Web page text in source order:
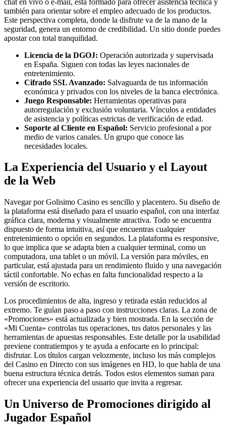
también para orientar sobre el empleo adecuado de los productos.
Este perspectiva completa, donde la disfrute va de la mano de la
seguridad, genera un entorno de credibilidad. Un sitio donde puedes
apostar con total tranquilidad.
Licencia de la DGOJ: Operación autorizada y supervisada
en España. Siguen con todas las leyes nacionales de
entretenimiento.
Cifrado SSL Avanzado: Salvaguarda de tus información
económica y privados con los niveles de la banca electrónica.
Juego Responsable: Herramientas operativas para
autorregulación y exclusión voluntaria. Vínculos a entidades
de asistencia y políticas estrictas de verificación de edad.
Soporte al Cliente en Español: Servicio profesional a por
medio de varios canales. Un grupo que conoce las
necesidades locales.
La Experiencia del Usuario y el Layout
de la Web
Navegar por Golisimo Casino es sencillo y placentero. Su diseño de
la plataforma está diseñado para el usuario español, con una interfaz
gráfica clara, moderna y visualmente atractiva. Todo se encuentra
dispuesto de forma intuitiva, así que encuentras cualquier
entretenimiento o opción en segundos. La plataforma es responsive,
lo que implica que se adapta bien a cualquier terminal, como un
computadora, una tablet o un móvil. La versión para móviles, en
particular, está ajustada para un rendimiento fluido y una navegación
táctil confortable. No echas en falta funcionalidad respecto a la
versión de escritorio.
Los procedimientos de alta, ingreso y retirada están reducidos al
extremo. Te guían paso a paso con instrucciones claras. La zona de
«Promociones» está actualizada y bien mostrada. En la sección de
«Mi Cuenta» controlas tus operaciones, tus datos personales y las
herramientas de apuestas responsables. Este detalle por la usabilidad
previene contratiempos y te ayuda a enfocarte en lo principal:
disfrutar. Los títulos cargan velozmente, incluso los más complejos
del Casino en Directo con sus imágenes en HD, lo que habla de una
buena estructura técnica detrás. Todos estos elementos suman para
ofrecer una experiencia del usuario que invita a regresar.
Un Universo de Promociones dirigido al
Jugador Español